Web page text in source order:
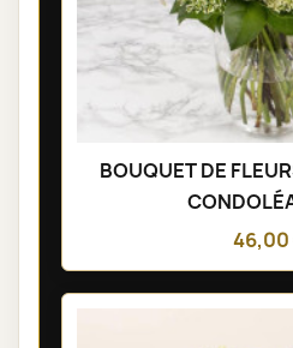
BOUQUET DE
46,00